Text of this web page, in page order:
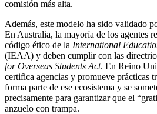
comisión más alta.
Además, este modelo ha sido validado
En Australia, la mayoría de los agentes
código ético de la International
(IEAA) y deben cumplir con las
for Overseas Students Act. En Reino
certifica agencias y promueve prácticas
forma parte de ese ecosistema y se
precisamente para garantizar que el
anzuelo con trampa.